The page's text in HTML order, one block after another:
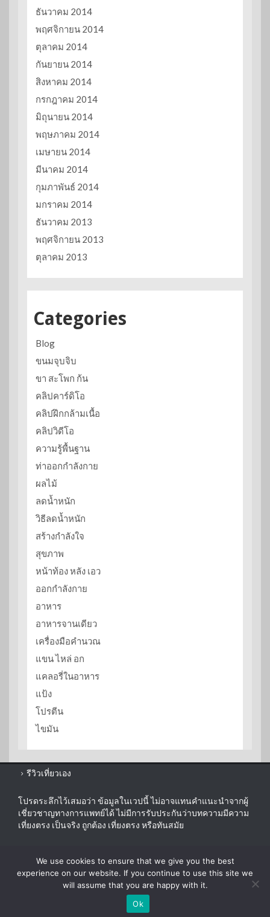
ธันวาคม 2014
พฤศจิกายน 2014
ตุลาคม 2014
กันยายน 2014
สิงหาคม 2014
กรกฎาคม 2014
มิถุนายน 2014
พฤษภาคม 2014
เมษายน 2014
มีนาคม 2014
กุมภาพันธ์ 2014
มกราคม 2014
ธันวาคม 2013
พฤศจิกายน 2013
ตุลาคม 2013
Categories
Blog
ขนมจุบจิบ
ขา สะโพก ก้น
คลิปคาร์ดิโอ
คลิปฝึกกล้ามเนื้อ
คลิปวิดีโอ
ความรู้พื้นฐาน
ท่าออกกำลังกาย
ผลไม้
ลดน้ำหนัก
วิธีลดน้ำหนัก
สร้างกำลังใจ
สุขภาพ
หน้าท้อง หลัง เอว
ออกกำลังกาย
อาหาร
อาหารจานเดียว
เครื่องมือคำนวณ
แขน ไหล่ อก
แคลอรี่ในอาหาร
แป้ง
โปรตีน
ไขมัน
รีวิวเที่ยวเอง
โปรดระลึกไว้เสมอว่า ข้อมูลในเวปนี้ ไม่อาจแทนคำแนะนำจากผู้
เชี่ยวชาญทางการแพทย์ได้ ไม่มีการรับประกันว่าบทความมีความ
เที่ยงตรง เป็นจริง ถูกต้อง เที่ยงตรง หรือทันสมัย
disclaimer
© 2026 ezygoDIET.com. All Rights Reserved.
We use cookies to ensure that we give you the best
experience on our website. If you continue to use this site we
will assume that you are happy with it.
Ok